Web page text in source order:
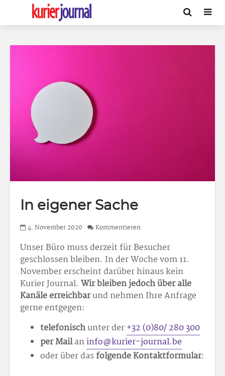
In eigener Sache
4. November 2020 Kommentieren
Unser Büro muss derzeit für Besucher
geschlossen bleiben. In der Woche vom 11.
November erscheint darüber hinaus kein
Kurier Journal. Wir bleiben jedoch über alle
Kanäle erreichbarund nehmen Ihre Anfrage
gerne entgegen:
telefonischunter der+32 (0)80/ 280 300
per Mailaninfo@kurier-journal.be
oder über dasfolgende Kontaktformular: